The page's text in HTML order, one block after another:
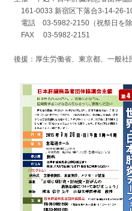
161-0033 新宿区下落合3-14-26-
電話 03-5982-2150（祝祭日を除
FAX 03-5982-2151
後援：厚生労働省、東京都、一般